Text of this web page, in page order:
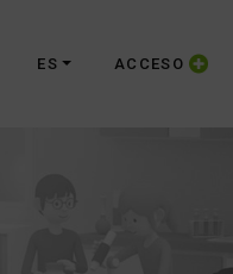
ES ACCESO